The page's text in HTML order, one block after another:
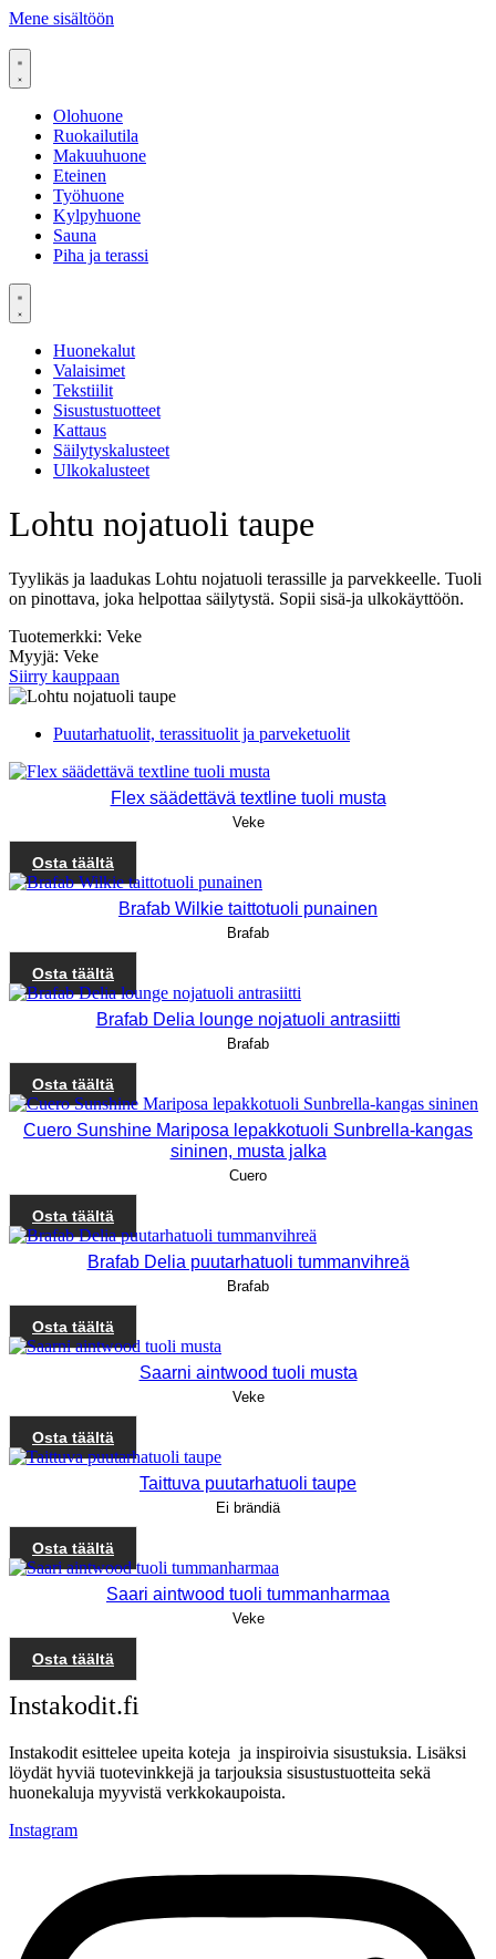
Mene sisältöön
Olohuone
Ruokailutila
Makuuhuone
Eteinen
Työhuone
Kylpyhuone
Sauna
Piha ja terassi
Huonekalut
Valaisimet
Tekstiilit
Sisustustuotteet
Kattaus
Säilytyskalusteet
Ulkokalusteet
Lohtu nojatuoli taupe
Tyylikäs ja laadukas Lohtu nojatuoli terassille ja parvekkeelle. Tuoli
on pinottava, joka helpottaa säilytystä. Sopii sisä-ja ulkokäyttöön.
Tuotemerkki: Veke
Myyjä: Veke
Siirry kauppaan
Puutarhatuolit, terassituolit ja parveketuolit
Flex säädettävä textline tuoli musta
Veke
Osta täältä
Brafab Wilkie taittotuoli punainen
Brafab
Osta täältä
Brafab Delia lounge nojatuoli antrasiitti
Brafab
Osta täältä
Cuero Sunshine Mariposa lepakkotuoli Sunbrella-kangas
sininen, musta jalka
Cuero
Osta täältä
Brafab Delia puutarhatuoli tummanvihreä
Brafab
Osta täältä
Saarni aintwood tuoli musta
Veke
Osta täältä
Taittuva puutarhatuoli taupe
Ei brändiä
Osta täältä
Saari aintwood tuoli tummanharmaa
Veke
Osta täältä
Instakodit.fi
Instakodit esittelee upeita koteja ja inspiroivia sisustuksia. Lisäksi
löydät hyviä tuotevinkkejä ja tarjouksia sisustustuotteita sekä
huonekaluja myyvistä verkkokaupoista.
Instagram